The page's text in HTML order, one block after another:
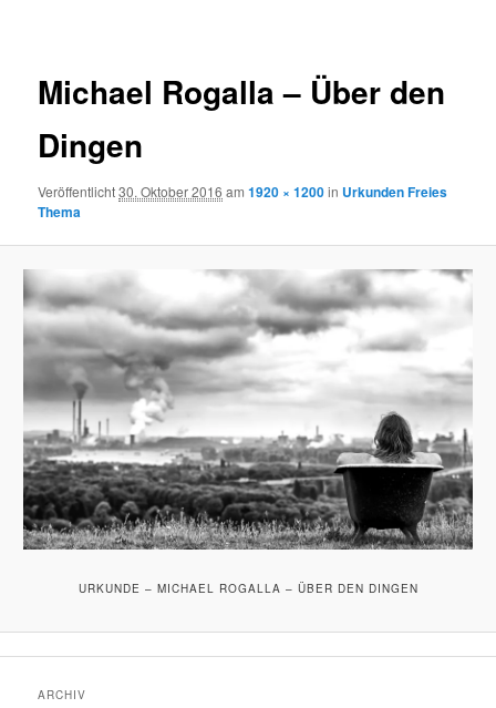
Michael Rogalla – Über den
Dingen
Veröffentlicht30. Oktober 2016 am1920 × 1200in Urkunden Freies
Thema
URKUNDE – MICHAEL ROGALLA – ÜBER DEN DINGEN
ARCHIV